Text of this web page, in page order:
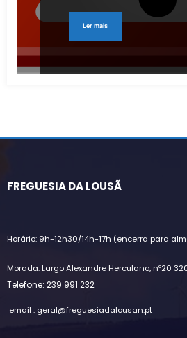
Ler mais
FREGUESIA DA LOUSÃ
Horário: 9h-12h30/14h-17h (encerra para
Morada: Largo Alexandre Herculano, nº20
Telefone: 239 991 232
email : geral@freguesiadalousan.pt